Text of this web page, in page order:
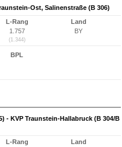
Ost, Salinenstraße (B 306)
L-Rang
1.757
(1.344)
Land
BY
BPL
- KVP Traunstein-Hallabruck (B 304/B
L-Rang
Land